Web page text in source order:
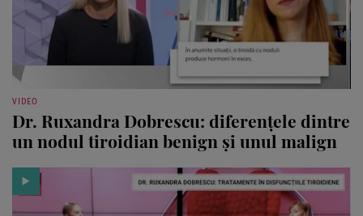
VIDEO
Dr. Ruxandra Dobrescu: diferențele dintre
un nodul tiroidian benign și unul malign